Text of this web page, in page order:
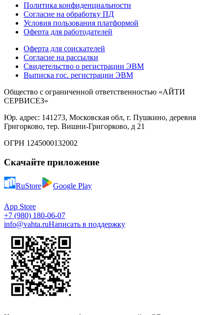
Политика конфиденциальности
Согласие на обработку ПД
Условия пользования платформой
Оферта для работодателей
Оферта для соискателей
Согласие на рассылки
Свидетельство о регистрации ЭВМ
Выписка гос. регистрации ЭВМ
Общество с ограниченной ответственностью «АЙТИ
СЕРВИСЕЗ»
Юр. адрес: 141273, Московская обл, г. Пушкино, деревня
Григорково, тер. Вишни-Григорково, д 21
ОГРН 1245000132002
Скачайте приложение
RuStore Google Play
App Store
+7 (980) 180-06-07
info@vahta.ruНаписать в поддержку